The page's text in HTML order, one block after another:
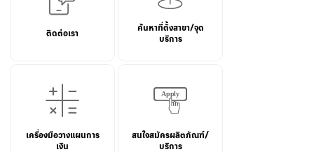
ติดต่อเรา
ค้นหาที่ตั้งสาขา/จุด
บริการ
เครื่องมือวางแผนการ
เงิน
สนใจสมัครผลิตภัณฑ์/
บริการ